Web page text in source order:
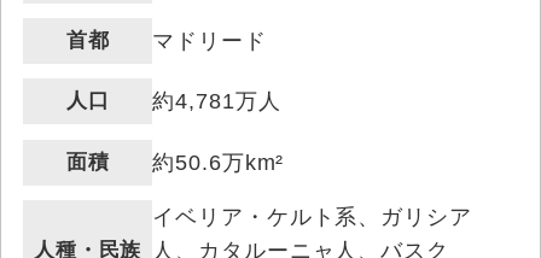
首都 マドリード
人口 約4,781万人
面積 約50.6万km²
人種・民族
イベリア・ケルト系、ガリシア
人、カタルーニャ人、バスク